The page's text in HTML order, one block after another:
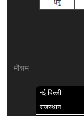
मौसम
नई दिल्ली
राजस्थान